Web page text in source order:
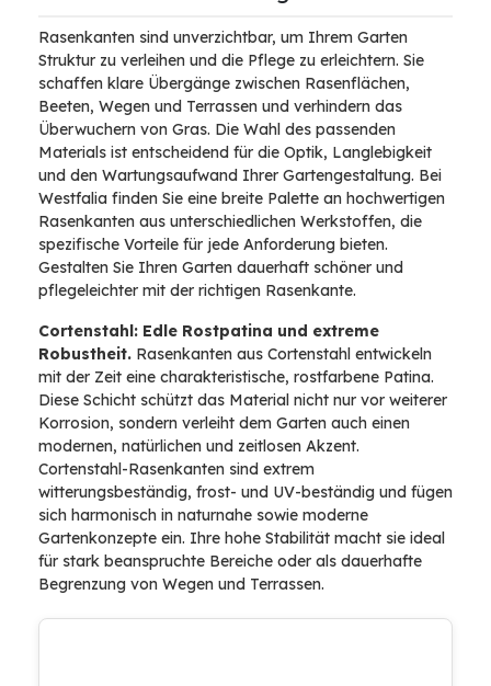
Rasenkanten sind unverzichtbar, um Ihrem Garten
Struktur zu verleihen und die Pflege zu erleichtern. Sie
schaffen klare Übergänge zwischen Rasenflächen,
Beeten, Wegen und Terrassen und verhindern das
Überwuchern von Gras. Die Wahl des passenden
Materials ist entscheidend für die Optik, Langlebigkeit
und den Wartungsaufwand Ihrer Gartengestaltung. Bei
Westfalia finden Sie eine breite Palette an hochwertigen
Rasenkanten aus unterschiedlichen Werkstoffen, die
spezifische Vorteile für jede Anforderung bieten.
Gestalten Sie Ihren Garten dauerhaft schöner und
pflegeleichter mit der richtigen Rasenkante.
Cortenstahl: Edle Rostpatina und extreme
Robustheit. Rasenkanten aus Cortenstahl entwickeln
mit der Zeit eine charakteristische, rostfarbene Patina.
Diese Schicht schützt das Material nicht nur vor weiterer
Korrosion, sondern verleiht dem Garten auch einen
modernen, natürlichen und zeitlosen Akzent.
Cortenstahl-Rasenkanten sind extrem
witterungsbeständig, frost- und UV-beständig und fügen
sich harmonisch in naturnahe sowie moderne
Gartenkonzepte ein. Ihre hohe Stabilität macht sie ideal
für stark beanspruchte Bereiche oder als dauerhafte
Begrenzung von Wegen und Terrassen.